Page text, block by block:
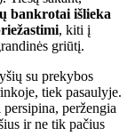
bankrotai išlieka
, kiti į
griūtį.
su prekybos
tiek pasaulyje.
peržengia
ir ne tik pačius